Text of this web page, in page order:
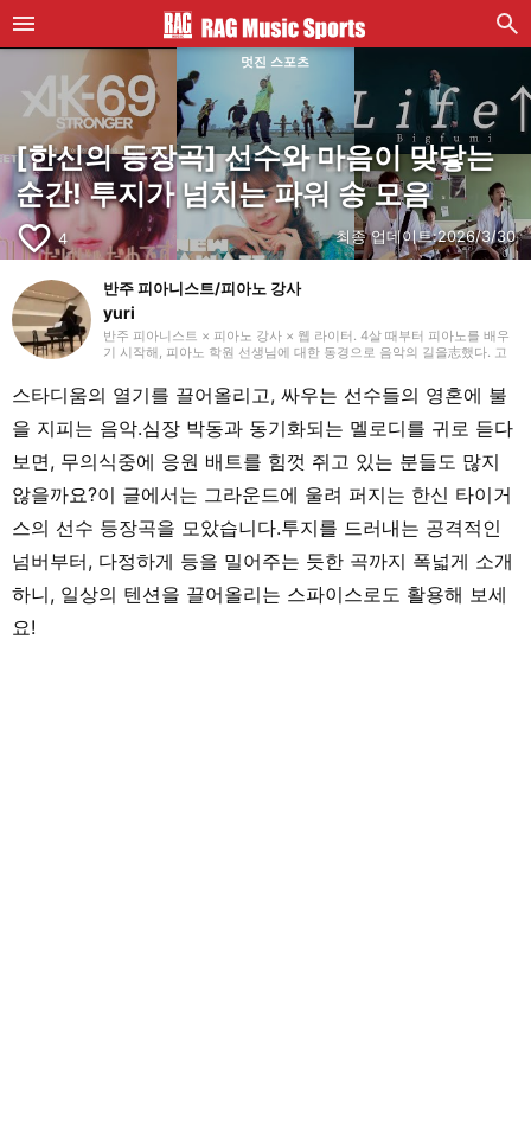
멋진 스포츠
[한신의 등장곡] 선수와 마음이 맞닿는
순간! 투지가 넘치는 파워 송 모음
favorite_border 4 최종 업데이트:2026/3/30
반주 피아니스트/피아노 강사
yuri
반주 피아니스트 × 피아노 강사 × 웹 라이터. 4살 때부터 피아노를 배우
기 시작해, 피아노 학원 선생님에 대한 동경으로 음악의 길을志했다. 고
력에 눈을 떴다. 현재는 피아노를 가르치는 한편, 고향인 아이치 중심으
로 플루트·성악·합창 등의 반주자로 활동하고 있다. 레슨을 통해 제자들
에게서 유행하는 곡을 배울 때도 많아, 일본 음악·서양 음악·CM 곡 등 장
르를 가리지 않고 무엇이든 피아노로 연주해 보는 것이 취미. 2021년부
터는 웹 라이터로서의 활동도 시작해, 음악을 비롯한 다양한 장르의 집필
을 맡고 있다.
스타디움의 열기를 끌어올리고, 싸우는 선수들의 영혼에 불
을 지피는 음악.심장 박동과 동기화되는 멜로디를 귀로 듣다
보면, 무의식중에 응원 배트를 힘껏 쥐고 있는 분들도 많지
않을까요?이 글에서는 그라운드에 울려 퍼지는 한신 타이거
스의 선수 등장곡을 모았습니다.투지를 드러내는 공격적인
넘버부터, 다정하게 등을 밀어주는 듯한 곡까지 폭넓게 소개
하니, 일상의 텐션을 끌어올리는 스파이스로도 활용해 보세
요!